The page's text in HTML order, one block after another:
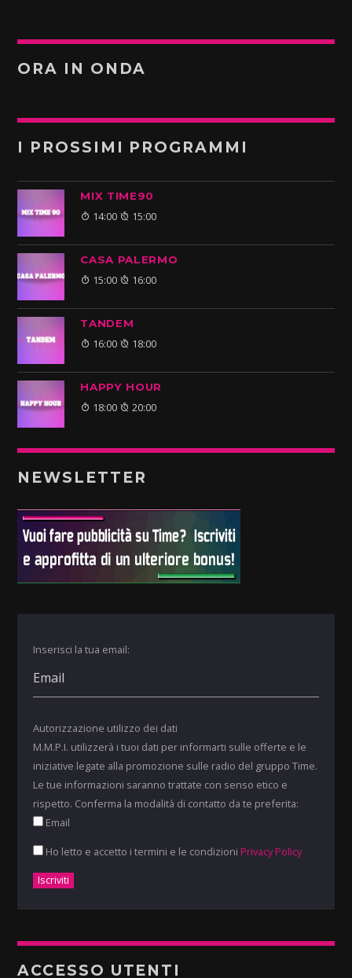
ORA IN ONDA
I PROSSIMI PROGRAMMI
MIX TIME90
14:00 15:00
CASA PALERMO
15:00 16:00
TANDEM
16:00 18:00
HAPPY HOUR
18:00 20:00
NEWSLETTER
Inserisci la tua email:
Autorizzazione utilizzo dei dati
M.M.P.I. utilizzerà i tuoi dati per informarti sulle offerte e le
iniziative legate alla promozione sulle radio del gruppo Time.
Le tue informazioni saranno trattate con senso etico e
rispetto. Conferma la modalità di contatto da te preferita:
Email
Ho letto e accetto i termini e le condizioni Privacy Policy
ACCESSO UTENTI